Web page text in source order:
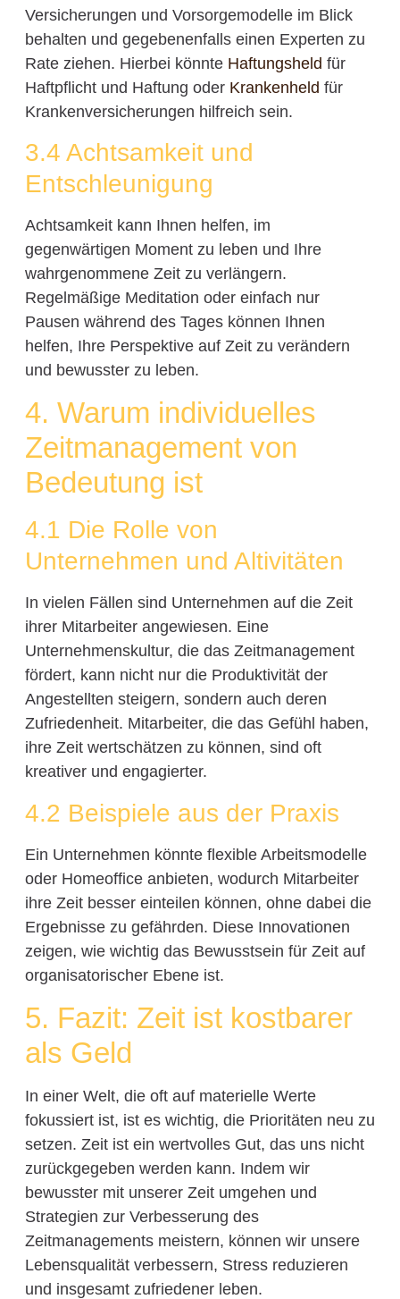
Versicherungen und Vorsorgemodelle im Blick
behalten und gegebenenfalls einen Experten zu
Rate ziehen. Hierbei könnte Haftungsheld für
Haftpflicht und Haftung oder Krankenheld für
Krankenversicherungen hilfreich sein.
3.4 Achtsamkeit und
Entschleunigung
Achtsamkeit kann Ihnen helfen, im
gegenwärtigen Moment zu leben und Ihre
wahrgenommene Zeit zu verlängern.
Regelmäßige Meditation oder einfach nur
Pausen während des Tages können Ihnen
helfen, Ihre Perspektive auf Zeit zu verändern
und bewusster zu leben.
4. Warum individuelles
Zeitmanagement von
Bedeutung ist
4.1 Die Rolle von
Unternehmen und Altivitäten
In vielen Fällen sind Unternehmen auf die Zeit
ihrer Mitarbeiter angewiesen. Eine
Unternehmenskultur, die das Zeitmanagement
fördert, kann nicht nur die Produktivität der
Angestellten steigern, sondern auch deren
Zufriedenheit. Mitarbeiter, die das Gefühl haben,
ihre Zeit wertschätzen zu können, sind oft
kreativer und engagierter.
4.2 Beispiele aus der Praxis
Ein Unternehmen könnte flexible Arbeitsmodelle
oder Homeoffice anbieten, wodurch Mitarbeiter
ihre Zeit besser einteilen können, ohne dabei die
Ergebnisse zu gefährden. Diese Innovationen
zeigen, wie wichtig das Bewusstsein für Zeit auf
organisatorischer Ebene ist.
5. Fazit: Zeit ist kostbarer
als Geld
In einer Welt, die oft auf materielle Werte
fokussiert ist, ist es wichtig, die Prioritäten neu zu
setzen. Zeit ist ein wertvolles Gut, das uns nicht
zurückgegeben werden kann. Indem wir
bewusster mit unserer Zeit umgehen und
Strategien zur Verbesserung des
Zeitmanagements meistern, können wir unsere
Lebensqualität verbessern, Stress reduzieren
und insgesamt zufriedener leben.